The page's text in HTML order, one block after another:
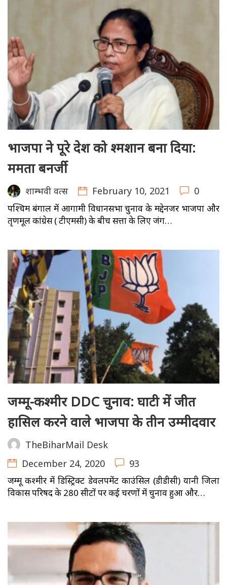
भाजपा ने पूरे देश को श्मशान बना दिया:
ममता बनर्जी
शाम्भवी वत्स February 10, 2021 0
पश्चिम बंगाल में आगामी विधानसभा चुनाव के मद्देनजर भाजपा और
तृणमूल कांग्रेस ( टीएमसी) के बीच सत्ता के लिए जंग…
जम्मू-कश्मीर DDC चुनाव: घाटी में जीत
हासिल करने वाले भाजपा के तीन उम्मीदवार
TheBiharMail Desk
December 24, 2020
93
जम्मू कश्मीर में डिस्ट्रिक्ट डेवलपमेंट काउंसिल (डीडीसी) यानी जिला
विकास परिषद के 280 सीटों पर कई चरणों में चुनाव हुआ और…